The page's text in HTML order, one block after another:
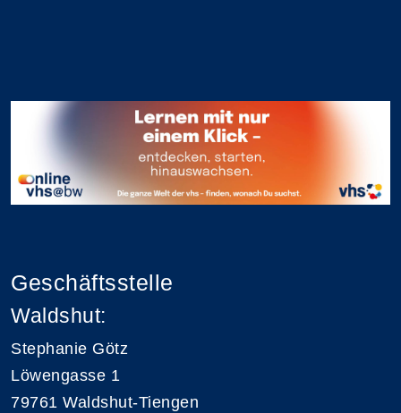
Geschäftsstelle
Waldshut:
Stephanie Götz
Löwengasse 1
79761 Waldshut-Tiengen